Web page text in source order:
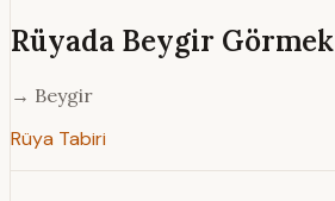
Rüyada Beygir Görmek
→ Beygir
Rüya Tabiri